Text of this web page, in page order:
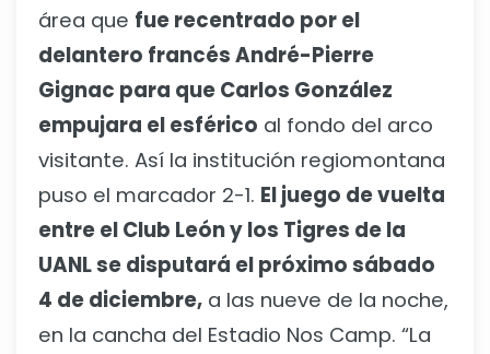
área que fue recentrado por el
delantero francés André-Pierre
Gignac para que Carlos González
empujara el esférico al fondo del arco
visitante. Así la institución regiomontana
puso el marcador 2-1. El juego de vuelta
entre el Club León y los Tigres de la
UANL se disputará el próximo sábado
4 de diciembre, a las nueve de la noche,
en la cancha del Estadio Nos Camp. “La